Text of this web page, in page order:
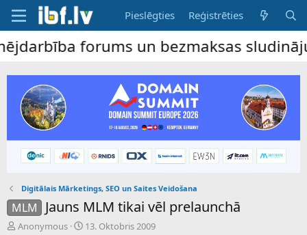
Pieslēgties Reģistrēties
forums un bezmaksas
Digitālais Mārketings, SEO un Saites Veidošana
MLM Jauns MLM tikai vēl prelaunchā
P
Anonymous
S13. Oktobris 2009